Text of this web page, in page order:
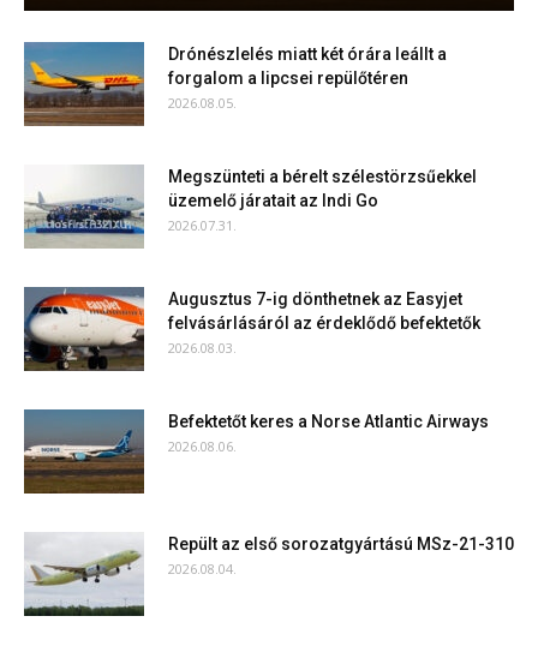
Drónészlelés miatt két órára leállt a
forgalom a lipcsei repülőtéren
2026.08.05.
Megszünteti a bérelt szélestörzsűekkel
üzemelő járatait az Indi Go
2026.07.31.
Augusztus 7-ig dönthetnek az Easyjet
felvásárlásáról az érdeklődő befektetők
2026.08.03.
Befektetőt keres a Norse Atlantic Airways
2026.08.06.
Repült az első sorozatgyártású MSz-21-310
2026.08.04.